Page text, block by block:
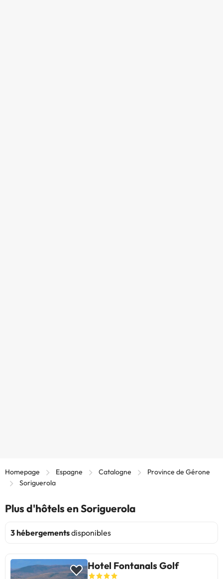
Homepage Espagne Catalogne
Province de Gérone
Soriguerola
Plus d'hôtels en Soriguerola
3 hébergementsdisponibles
Hotel Fontanals Golf